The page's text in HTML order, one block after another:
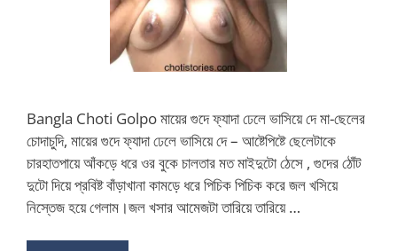
Bangla Choti Golpo মায়ের গুদে ফ্যাদা ঢেলে ভাসিয়ে দে মা-ছেলের
চোদাচুদি, মায়ের গুদে ফ্যাদা ঢেলে ভাসিয়ে দে – আষ্টেপিষ্টে ছেলেটাকে
চারহাতপায়ে আঁকড়ে ধরে ওর বুকে চালতার মত মাইদুটো ঠেসে , গুদের ঠোঁট
দুটো দিয়ে প্রবিষ্ট বাঁড়াখানা কামড়ে ধরে পিচিক পিচিক করে জল খসিয়ে
নিস্তেজ হয়ে গেলাম।জল খসার আমেজটা তারিয়ে তারিয়ে …